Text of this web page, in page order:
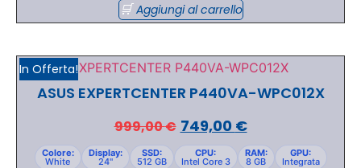
Aggiungi al carrello
In Offerta!
ASUS EXPERTCENTER P440VA-WPC012X
999,00€ 749,00 €
Colore:
White
Display:
24"
SSD:
512 GB
CPU:
Intel Core 3
RAM:
8 GB
GPU:
Integrata